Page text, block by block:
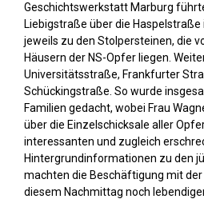
Geschichtswerkstatt Marburg
Liebigstraße über die
jeweils zu den Stolpersteinen, die
Häusern der NS-Opfer liegen.
Universitätsstraße, Frankfurter
Schückingstraße. So wurde
Familien gedacht, wobei Frau
über die Einzelschicksale aller
interessanten und zugleich
Hintergrundinformationen zu den
machten die Beschäftigung mit
diesem Nachmittag noch